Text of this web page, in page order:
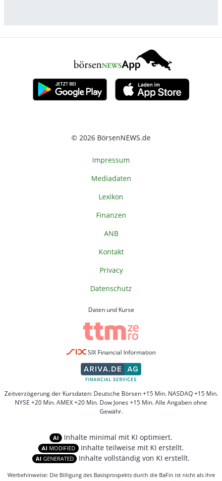
© 2026 BörsenNEWS.de
Impressum
Mediadaten
Lexikon
Finanzen
ANB
Kontakt
Privacy
Datenschutz
Daten und Kurse
SIX Financial Information
Zeitverzögerung der Kursdaten: Deutsche Börsen +15 Min. NASDAQ +15 Min.
NYSE +20 Min. AMEX +20 Min. Dow Jones +15 Min. Alle Angaben ohne
Gewähr.
AI Inhalte minimal mit KI optimiert.
AI MODIFIED Inhalte teilweise mit KI erstellt.
AI GENERATED Inhalte vollständig von KI erstellt.
Werbehinweise: Die Billigung des Basisprospekts durch die BaFin ist nicht als ihre